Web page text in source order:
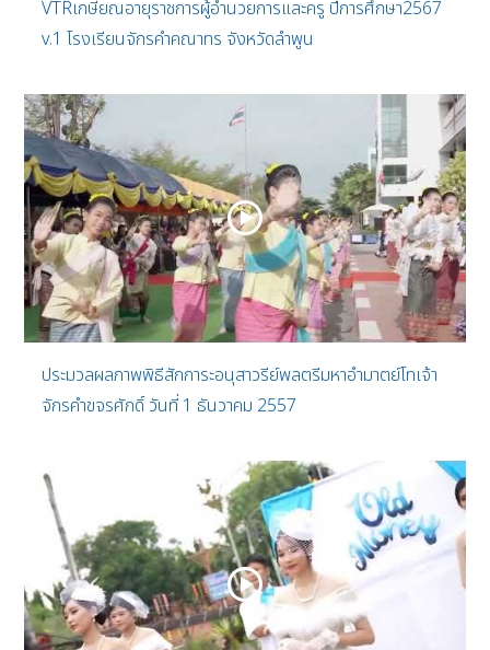
VTRเกษียณอายุราชการผู้อำนวยการและครู ปีการศึกษา2567
v.1 โรงเรียนจักรคำคณาทร จังหวัดลำพูน
ประมวลผลภาพพิธีสักการะอนุสาวรีย์พลตรีมหาอำมาตย์โทเจ้า
จักรคำขจรศักดิ์ วันที่ 1 ธันวาคม 2557